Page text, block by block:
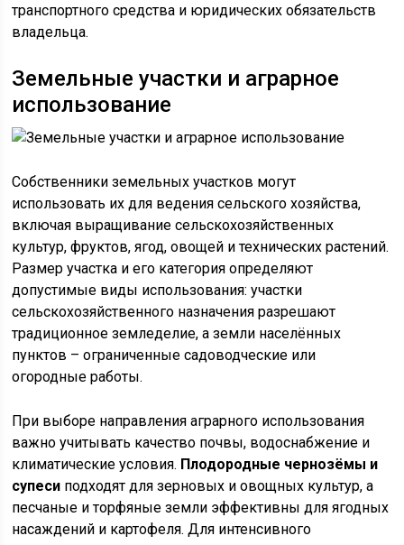
транспортного средства и юридических обязательств
владельца.
Земельные участки и аграрное
использование
Собственники земельных участков могут
использовать их для ведения сельского хозяйства,
включая выращивание сельскохозяйственных
культур, фруктов, ягод, овощей и технических растений.
Размер участка и его категория определяют
допустимые виды использования: участки
сельскохозяйственного назначения разрешают
традиционное земледелие, а земли населённых
пунктов – ограниченные садоводческие или
огородные работы.
При выборе направления аграрного использования
важно учитывать качество почвы, водоснабжение и
климатические условия. Плодородные чернозёмы и
супеси подходят для зерновых и овощных культур, а
песчаные и торфяные земли эффективны для ягодных
насаждений и картофеля. Для интенсивного